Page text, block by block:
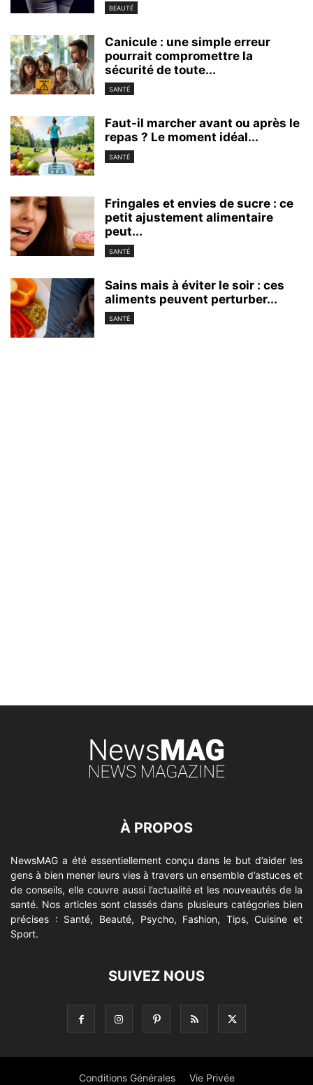
BEAUTÉ
Canicule : une simple erreur
pourrait compromettre la
sécurité de toute...
SANTÉ
Faut-il marcher avant ou après le
repas ? Le moment idéal...
SANTÉ
Fringales et envies de sucre : ce
petit ajustement alimentaire
peut...
SANTÉ
Sains mais à éviter le soir : ces
aliments peuvent perturber...
SANTÉ
À PROPOS
NewsMAG a été essentiellement conçu dans le but d’aider les
gens à bien mener leurs vies à travers un ensemble d’astuces et
de conseils, elle couvre aussi l’actualité et les nouveautés de la
santé. Nos articles sont classés dans plusieurs catégories bien
précises : Santé, Beauté, Psycho, Fashion, Tips, Cuisine et
Sport.
SUIVEZ NOUS
Conditions Générales Vie Privée